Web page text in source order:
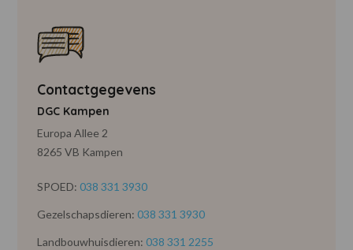
Contactgegevens
DGC Kampen
Europa Allee 2
8265 VB Kampen
SPOED: 038 331 3930
Gezelschapsdieren: 038 331 3930
Landbouwhuisdieren: 038 331 2255